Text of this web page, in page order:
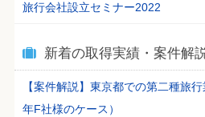
旅行会社設立セミナー2022
新着の取得実績・案件解
【案件解説】東京都での第二種旅
年F社様のケース）